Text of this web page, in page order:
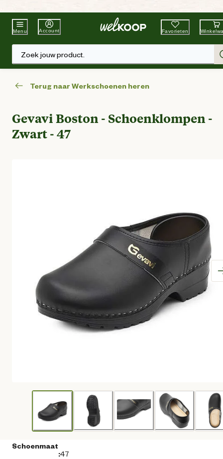
Beste WinkelketenTuin & Dier
Menu Account Favorieten
Zoek jouw product.
Terug naar Werkschoenen heren
Gevavi Boston - Schoenklompen -
Zwart - 47
Schoenmaat
:47